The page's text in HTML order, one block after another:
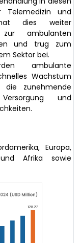
Telemedizin und
hat dies weiter
ambulanten
und trug zum
Sektor bei.
ambulante
Wachstum
die zunehmende
und
Europa,
Afrika sowie